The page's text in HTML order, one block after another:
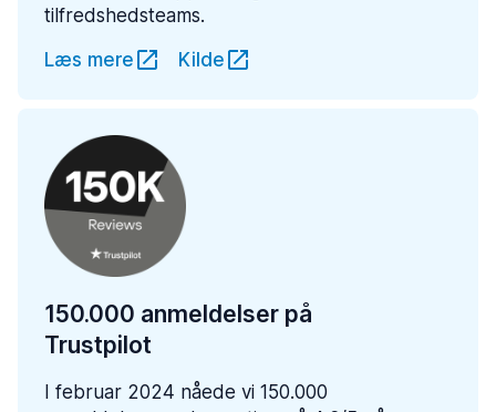
tilfredshedsteams.
Læs mere
Kilde
150.000 anmeldelser på
Trustpilot
I februar 2024 nåede vi 150.000